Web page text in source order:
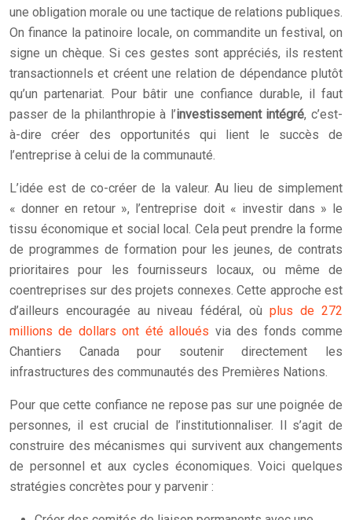
une obligation morale ou une tactique de relations publiques.
On finance la patinoire locale, on commandite un festival, on
signe un chèque. Si ces gestes sont appréciés, ils restent
transactionnels et créent une relation de dépendance plutôt
qu’un partenariat. Pour bâtir une confiance durable, il faut
passer de la philanthropie à l’investissement intégré, c’est-
à-dire créer des opportunités qui lient le succès de
l’entreprise à celui de la communauté.
L’idée est de co-créer de la valeur. Au lieu de simplement
« donner en retour », l’entreprise doit « investir dans » le
tissu économique et social local. Cela peut prendre la forme
de programmes de formation pour les jeunes, de contrats
prioritaires pour les fournisseurs locaux, ou même de
coentreprises sur des projets connexes. Cette approche est
d’ailleurs encouragée au niveau fédéral, où plus de 272
millions de dollars ont été alloués via des fonds comme
Chantiers Canada pour soutenir directement les
infrastructures des communautés des Premières Nations.
Pour que cette confiance ne repose pas sur une poignée de
personnes, il est crucial de l’institutionnaliser. Il s’agit de
construire des mécanismes qui survivent aux changements
de personnel et aux cycles économiques. Voici quelques
stratégies concrètes pour y parvenir :